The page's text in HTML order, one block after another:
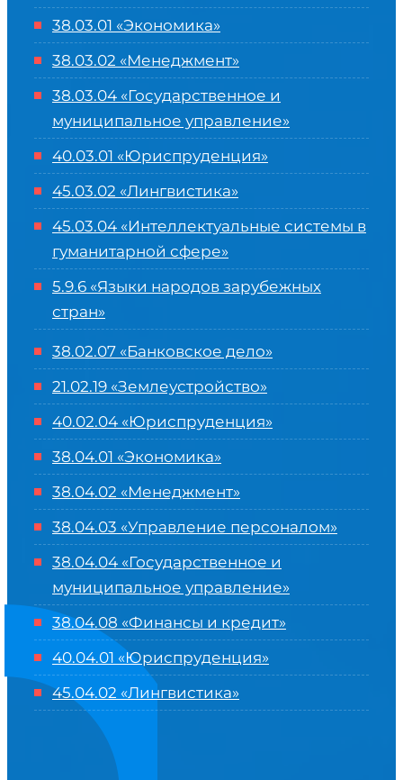
38.03.01 «Экономика»
38.03.02 «Менеджмент»
38.03.04 «Государственное и
муниципальное управление»
40.03.01 «Юриспруденция»
45.03.02 «Лингвистика»
45.03.04 «Интеллектуальные системы в
гуманитарной сфере»
5.9.6 «Языки народов зарубежных
стран»
38.02.07 «Банковское дело»
21.02.19 «Землеустройство»
40.02.04 «Юриспруденция»
38.04.01 «Экономика»
38.04.02 «Менеджмент»
38.04.03 «Управление персоналом»
38.04.04 «Государственное и
муниципальное управление»
38.04.08 «Финансы и кредит»
40.04.01 «Юриспруденция»
45.04.02 «Лингвистика»